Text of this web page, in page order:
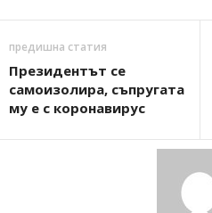
предишна статия
Президентът се
самоизолира, съпругата
му е с коронавирус